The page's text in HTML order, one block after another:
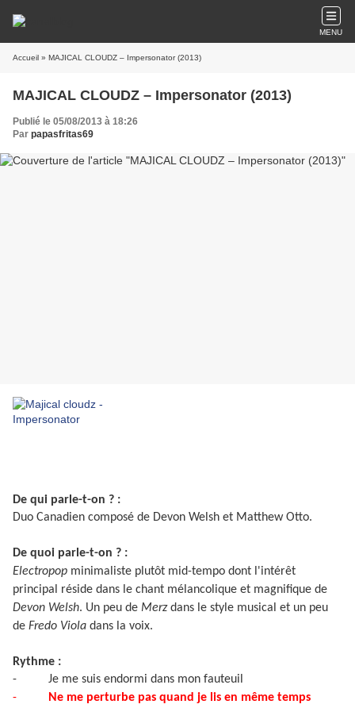
MENU
Accueil » MAJICAL CLOUDZ – Impersonator (2013)
MAJICAL CLOUDZ – Impersonator (2013)
Publié le 05/08/2013 à 18:26
Par papasfritas69
De qui parle-t-on ? :
Duo Canadien composé de Devon Welsh et Matthew Otto.
De quoi parle-t-on ? :
Electropop minimaliste plutôt mid-tempo dont l'intérêt
principal réside dans le chant mélancolique et magnifique de
Devon Welsh. Un peu de Merzdans le style musical et un peu
de Fredo Viola dans la voix.
Rythme :
-
Je me suis endormi dans mon fauteuil
-
Ne me perturbe pas quand je lis en même temps